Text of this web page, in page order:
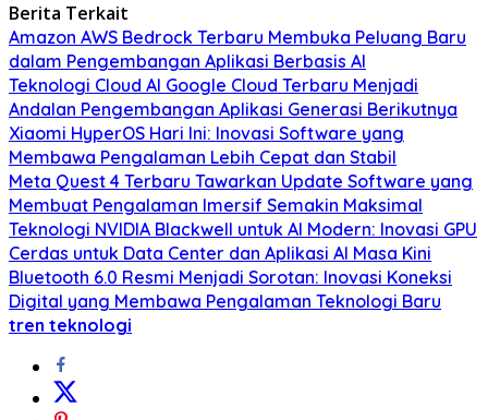
Berita Terkait
Amazon AWS Bedrock Terbaru Membuka Peluang Baru
dalam Pengembangan Aplikasi Berbasis AI
Teknologi Cloud AI Google Cloud Terbaru Menjadi
Andalan Pengembangan Aplikasi Generasi Berikutnya
Xiaomi HyperOS Hari Ini: Inovasi Software yang
Membawa Pengalaman Lebih Cepat dan Stabil
Meta Quest 4 Terbaru Tawarkan Update Software yang
Membuat Pengalaman Imersif Semakin Maksimal
Teknologi NVIDIA Blackwell untuk AI Modern: Inovasi GPU
Cerdas untuk Data Center dan Aplikasi AI Masa Kini
Bluetooth 6.0 Resmi Menjadi Sorotan: Inovasi Koneksi
Digital yang Membawa Pengalaman Teknologi Baru
tren teknologi